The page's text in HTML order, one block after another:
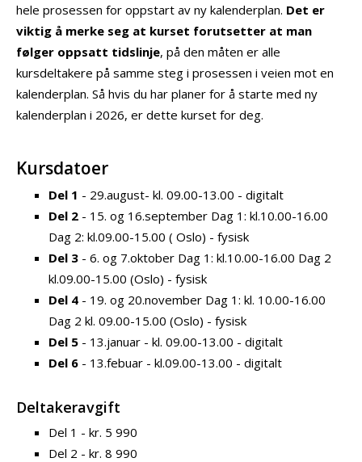
hele prosessen for oppstart av ny kalenderplan. Det er
viktig å merke seg at kurset forutsetter at man
følger oppsatt tidslinje, på den måten er alle
kursdeltakere på samme steg i prosessen i veien mot en
kalenderplan. Så hvis du har planer for å starte med ny
kalenderplan i 2026, er dette kurset for deg.
Kursdatoer
Del 1 - 29.august- kl. 09.00-13.00 - digitalt
Del 2 - 15. og 16.september Dag 1: kl.10.00-16.00
Dag 2: kl.09.00-15.00 ( Oslo) - fysisk
Del 3 - 6. og 7.oktober Dag 1: kl.10.00-16.00 Dag 2
kl.09.00-15.00 (Oslo) - fysisk
Del 4 - 19. og 20.november Dag 1: kl. 10.00-16.00
Dag 2 kl. 09.00-15.00 (Oslo) - fysisk
Del 5 - 13.januar - kl. 09.00-13.00 - digitalt
Del 6 - 13.febuar - kl.09.00-13.00 - digitalt
Deltakeravgift
Del 1 - kr. 5 990
Del 2 - kr. 8 990